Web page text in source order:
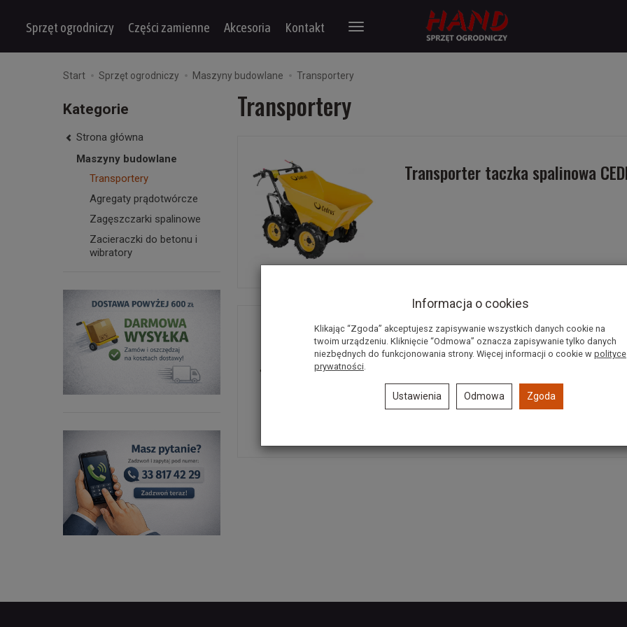
Sprzęt ogrodniczy Części zamienne Akcesoria Kontakt
Start Sprzęt ogrodniczy Maszyny budowlane Transportery
Transportery
Transporter taczka spalinowa
Transporter gąsienicowy CEDRUS
Kategorie
Strona główna
Maszyny budowlane
Transportery
Agregaty prądotwórcze
Zagęszczarki spalinowe
Zacieraczki do betonu i
wibratory
Informacja o cookies
Klikając “Zgoda” akceptujesz zapisywanie wszystkich danych cookie na
twoim urządzeniu. Kliknięcie “Odmowa” oznacza zapisywanie tylko danych
niezbędnych do funkcjonowania strony. Więcej informacji o cookie w polityce
prywatności
Ustawienia Odmowa Zgoda